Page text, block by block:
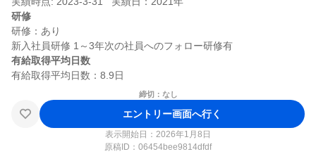
研修
研修：あり
有給取得平均日数
締切：なし
エントリー画面へ行く
表示開始日：2026年1月8日
原稿ID： 06454bee9814dfdf